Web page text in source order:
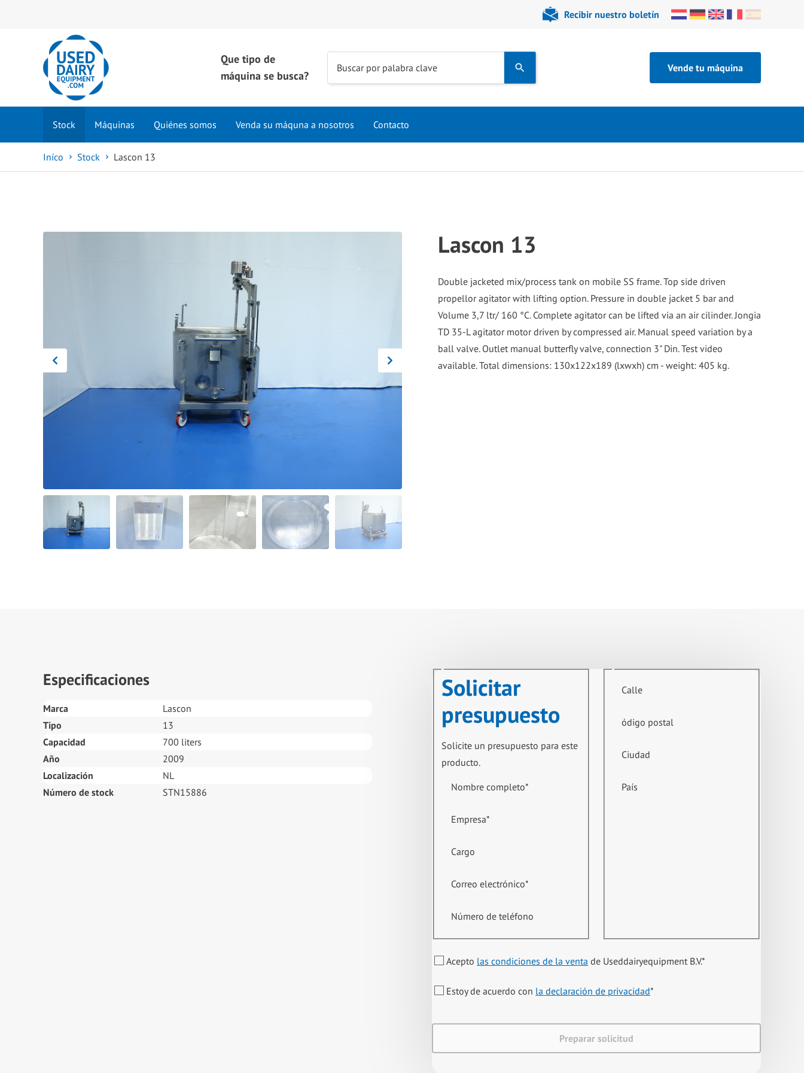
Recibir nuestro boletín
Que tipo de
máquina se busca?
Buscar por palabra clave
and
arrows
enter
go
to
the
selected
search
result.
Vende tu máquina
Stock Máquinas Quiénes somos Venda su máquna a nosotros Contacto
Iníco Stock Lascon 13
Lascon 13
Double jacketed mix/process tank on mobile SS frame. Top side driven
propellor agitator with lifting option. Pressure in double jacket 5 bar and
Volume 3,7 ltr/ 160 °C. Complete agitator can be lifted via an air cilinder. Jongia
TD 35-L agitator motor driven by compressed air. Manual speed variation by a
ball valve. Outlet manual butterfly valve, connection 3" Din. Test video
available. Total dimensions: 130x122x189 (lxwxh) cm - weight: 405 kg.
Especificaciones
Marca
Lascon
Tipo
13
Capacidad
700 liters
Año
2009
Localización
NL
Número de stock
STN15886
Solicitar
presupuesto
Solicite un presupuesto para este
producto.
Nombre completo*
Empresa*
Cargo
Correo electrónico*
Número de teléfono
Calle
ódigo postal
Ciudad
País
Acepto las condiciones de la venta de Useddairyequipment B.V.*
Estoy de acuerdo con la declaración de privacidad*
Preparar solicitud